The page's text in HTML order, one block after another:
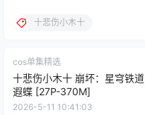
十悲伤小木十
cos单集精选
十悲伤小木十 崩坏：星穹铁道
遐蝶 [27P-370M]
2026-5-11 10:41:03